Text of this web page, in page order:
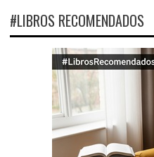
#LIBROS RECOMENDADOS